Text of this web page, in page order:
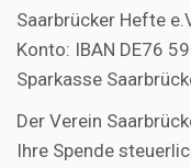
Saarbrücker Hefte
Konto: IBAN DE76
Sparkasse
Der Verein
Ihre Spende